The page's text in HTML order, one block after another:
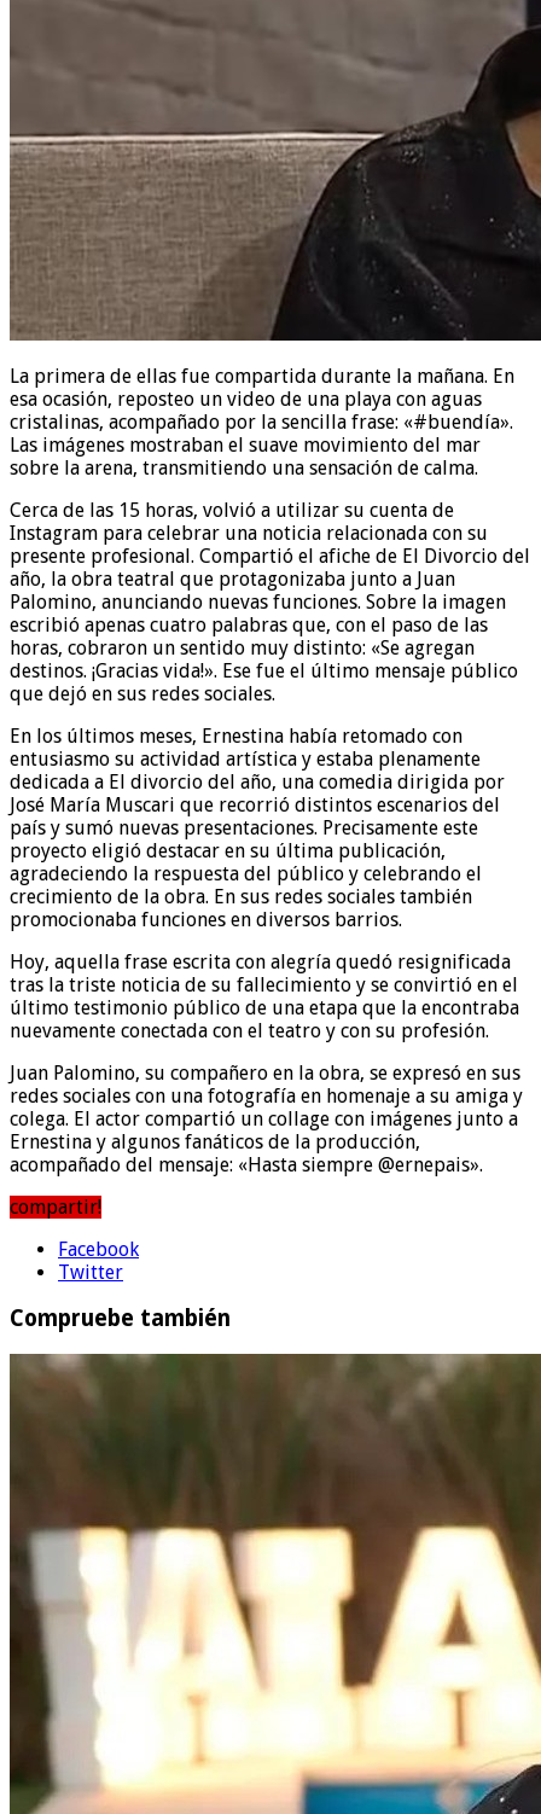
La primera de ellas fue compartida durante la mañana. En
esa ocasión, reposteo un video de una playa con aguas
cristalinas, acompañado por la sencilla frase: «#buendía».
Las imágenes mostraban el suave movimiento del mar
sobre la arena, transmitiendo una sensación de calma.
Cerca de las 15 horas, volvió a utilizar su cuenta de
Instagram para celebrar una noticia relacionada con su
presente profesional. Compartió el afiche de El Divorcio del
año, la obra teatral que protagonizaba junto a Juan
Palomino, anunciando nuevas funciones. Sobre la imagen
escribió apenas cuatro palabras que, con el paso de las
horas, cobraron un sentido muy distinto: «Se agregan
destinos. ¡Gracias vida!». Ese fue el último mensaje público
que dejó en sus redes sociales.
En los últimos meses, Ernestina había retomado con
entusiasmo su actividad artística y estaba plenamente
dedicada a El divorcio del año, una comedia dirigida por
José María Muscari que recorrió distintos escenarios del
país y sumó nuevas presentaciones. Precisamente este
proyecto eligió destacar en su última publicación,
agradeciendo la respuesta del público y celebrando el
crecimiento de la obra. En sus redes sociales también
promocionaba funciones en diversos barrios.
Hoy, aquella frase escrita con alegría quedó resignificada
tras la triste noticia de su fallecimiento y se convirtió en el
último testimonio público de una etapa que la encontraba
nuevamente conectada con el teatro y con su profesión.
Juan Palomino, su compañero en la obra, se expresó en sus
redes sociales con una fotografía en homenaje a su amiga y
colega. El actor compartió un collage con imágenes junto a
Ernestina y algunos fanáticos de la producción,
acompañado del mensaje: «Hasta siempre @ernepais».
compartir!
Facebook
Twitter
Compruebe también